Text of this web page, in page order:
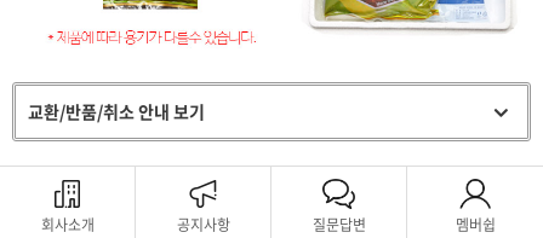
교환/반품/취소 안내 보기
회사소개 공지사항 질문답변 멤버쉽